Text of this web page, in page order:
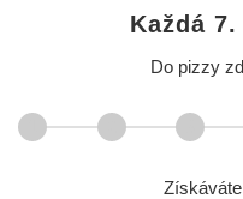
Každá
Do pizzy